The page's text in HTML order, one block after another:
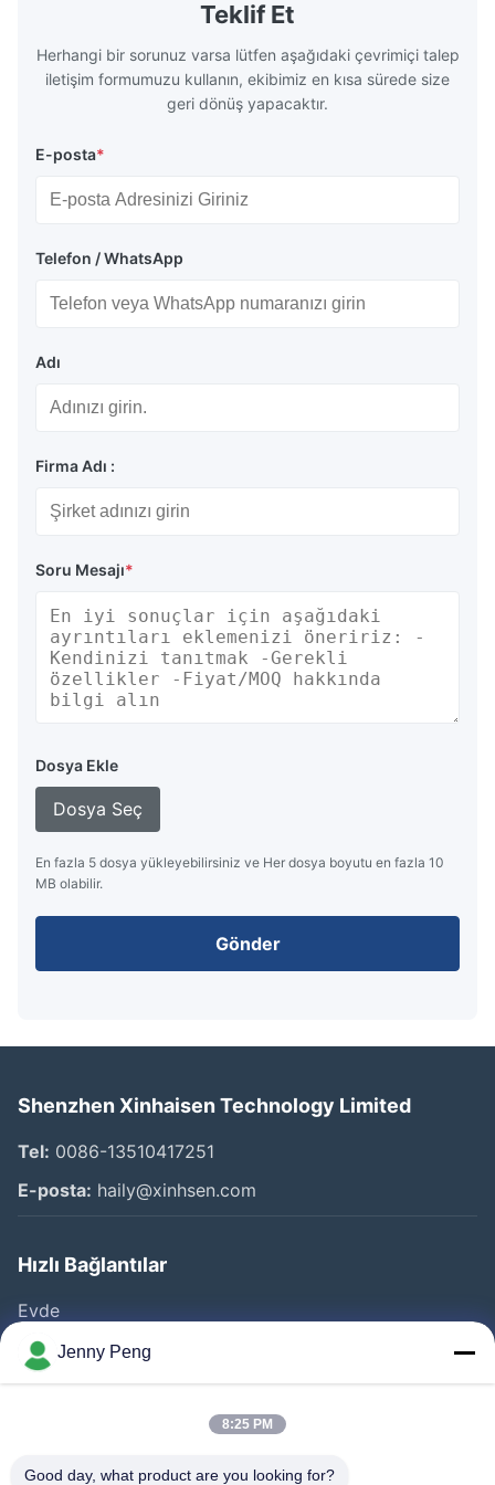
Plate Features Complex, Burr
Teklif Et
Herhangi bir sorunuz varsa lütfen aşağıdaki çevrimiçi talep
iletişim formumuzu kullanın, ekibimiz en kısa sürede size
geri dönüş yapacaktır.
E-posta*
Telefon / WhatsApp
Adı
Firma Adı :
Soru Mesajı*
Dosya Ekle
Dosya Seç
En fazla 5 dosya yükleyebilirsiniz ve Her dosya boyutu en fazla 10
MB olabilir.
Gönder
Shenzhen Xinhaisen Technology Limited
Tel: 0086-13510417251
E-posta: haily@xinhsen.com
Hızlı Bağlantılar
Evde
Ürünler
VİDEOLAR
Fabrika Turu
Jenny Peng
8:25 PM
Good day, what product are you looking for?